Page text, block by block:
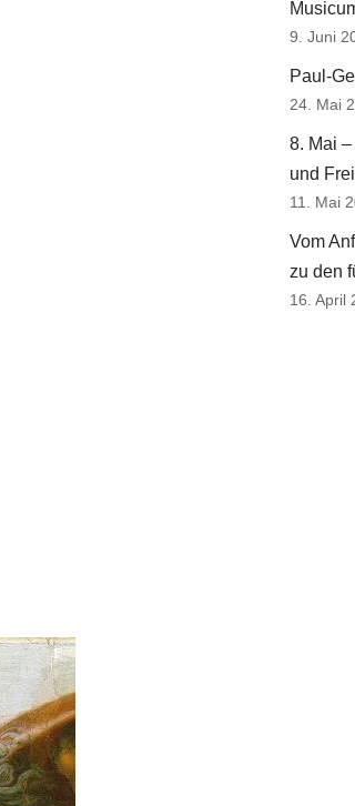
9. Juni
Paul-
24. Mai
8. Mai
und
11. Mai
Vom
zu den
16. April